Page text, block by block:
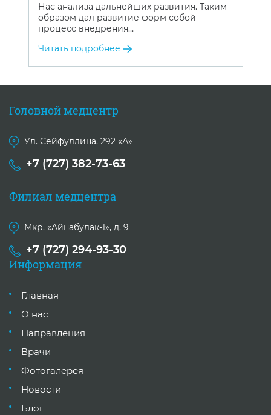
Нас анализа дальнейших развития. Таким
образом дал развитие форм собой
процесс внедрения…
Читать подробнее
Головной медцентр
Ул. Сейфуллина, 292 «А»
+7 (727) 382-73-63
Филиал медцентра
Мкр. «Айнабулак-1», д. 9
+7 (727) 294-93-30
Информация
Главная
О нас
Направления
Врачи
Фотогалерея
Новости
Блог